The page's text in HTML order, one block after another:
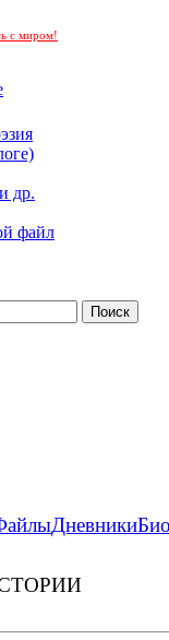
с миром!
др.
файл
Дневники